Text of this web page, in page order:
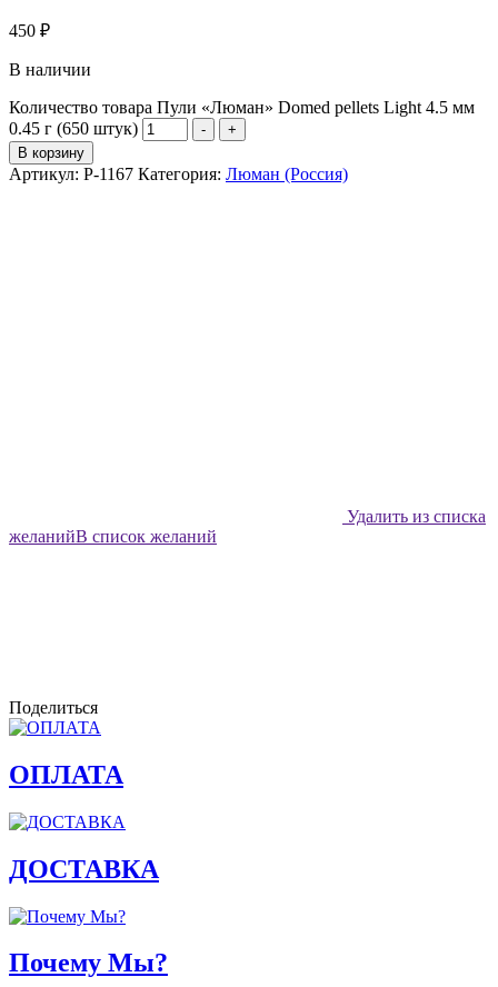
450 ₽
В наличии
Количество товара Пули «Люман» Domed pellets Light 4.5 мм
0.45 г (650 штук)
-
+
В корзину
Артикул: P-1167 Категория: Люман (Россия)
Удалить из списка
желанийВ список желаний
Поделиться
ОПЛАТА
ДОСТАВКА
Почему Мы?